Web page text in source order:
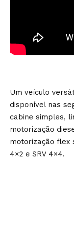
Um veículo
disponível nas
cabine simples,
motorização
motorização flex
4×2 e SRV 4×4.